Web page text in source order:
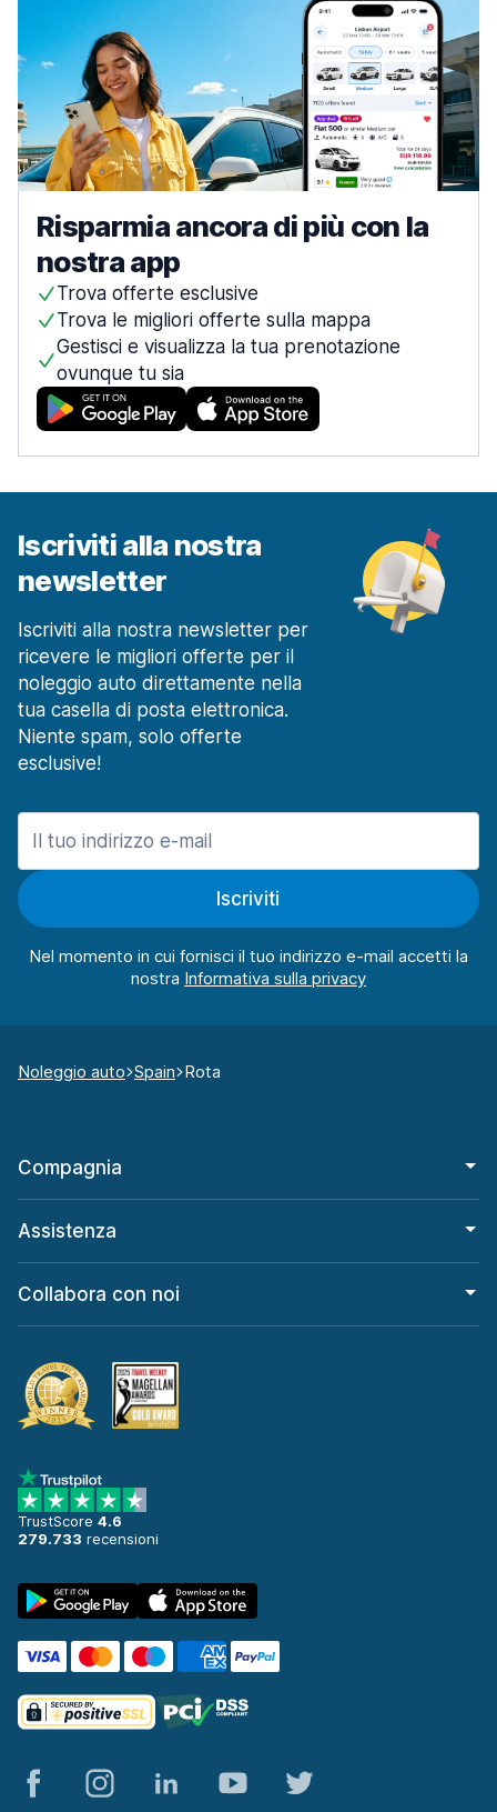
Risparmia ancora di più con la
nostra app
Trova offerte esclusive
Trova le migliori offerte sulla mappa
Gestisci e visualizza la tua prenotazione
ovunque tu sia
Iscriviti alla nostra
newsletter
Iscriviti alla nostra newsletter per
ricevere le migliori offerte per il
noleggio auto direttamente nella
tua casella di posta elettronica.
Niente spam, solo offerte
esclusive!
Iscriviti
Nel momento in cui fornisci il tuo indirizzo e-mail accetti la
nostra
Noleggio auto Spain Rota
Compagnia
Assistenza
Collabora con noi
TrustScore 4.6
279.733 recensioni